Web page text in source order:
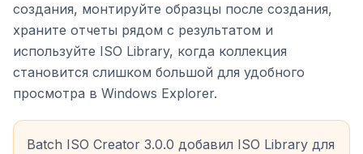
создания, монтируйте образцы после создания,
храните отчеты рядом с результатом и
используйте ISO Library, когда коллекция
становится слишком большой для удобного
просмотра в Windows Explorer.
Batch ISO Creator 3.0.0 добавил ISO Library для